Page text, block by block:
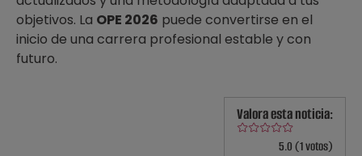
objetivos. La OPE 2026 puede convertirse en el
inicio de una carrera profesional estable y con
futuro.
Valora esta noticia:
5.0 (1 votos)